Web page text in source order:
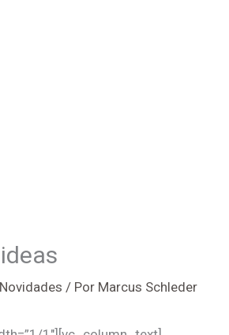
Novidades / Por Marcus Schleder